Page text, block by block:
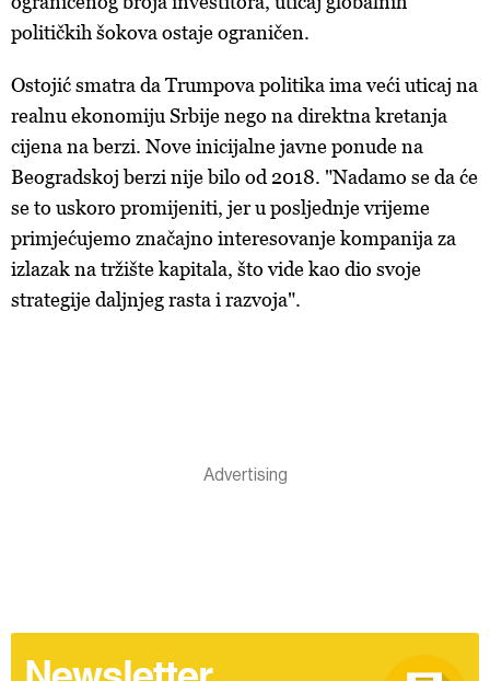
političkih šokova ostaje ograničen.
Ostojić smatra da Trumpova politika ima veći uticaj na
realnu ekonomiju Srbije nego na direktna kretanja
cijena na berzi. Nove inicijalne javne ponude na
Beogradskoj berzi nije bilo od 2018. "Nadamo se da će
se to uskoro promijeniti, jer u posljednje vrijeme
primjećujemo značajno interesovanje kompanija za
izlazak na tržište kapitala, što vide kao dio svoje
strategije daljnjeg rasta i razvoja".